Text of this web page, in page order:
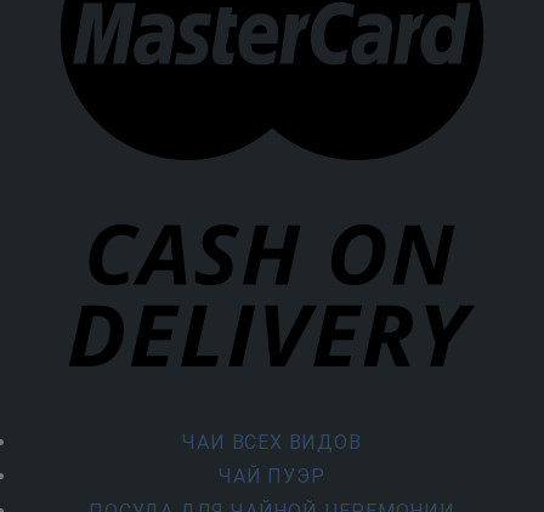
ЧАИ ВСЕХ ВИДОВ
ЧАЙ ПУЭР